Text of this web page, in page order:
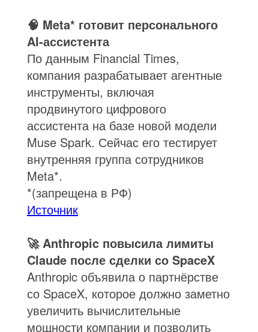
🧠 Meta* готовит персонального
AI-ассистента
По данным Financial Times,
компания разрабатывает агентные
инструменты, включая
продвинутого цифрового
ассистента на базе новой модели
Muse Spark. Сейчас его тестирует
внутренняя группа сотрудников
Meta*.
*(запрещена в РФ)
Источник
🚀 Anthropic повысила лимиты
Claude после сделки со SpaceX
Anthropic объявила о партнёрстве
со SpaceX, которое должно заметно
увеличить вычислительные
мощности компании и позволить